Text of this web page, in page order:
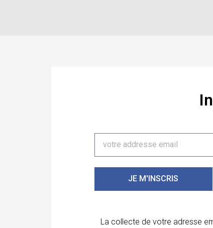
JE M'INSCRIS
La collecte de votre adresse